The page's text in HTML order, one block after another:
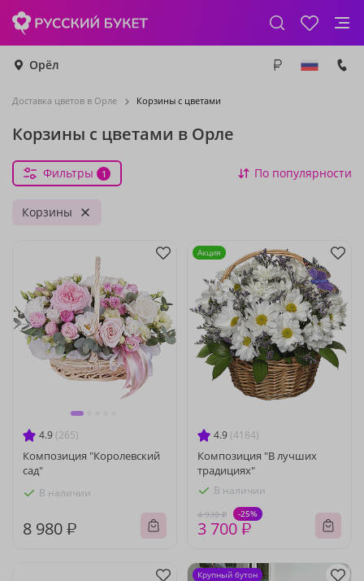
Орёл
Доставка цветов в Орле Корзины с цветами
Корзины с цветами в Орле
Фильтры 1 По популярности
Корзины
4.9 (265)
Композиция "Королевский
сад"
В наличии
8 980 ₽
4.9 (4184)
Композиция "В лучших
традициях"
В наличии
4 930 ₽ -25%
3 700 ₽
Акция
Крупный бутон